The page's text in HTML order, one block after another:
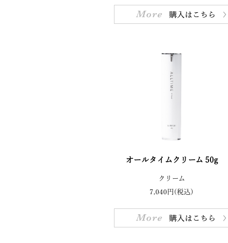
オールタイムクリーム 50g
クリーム
7,040円(税込)